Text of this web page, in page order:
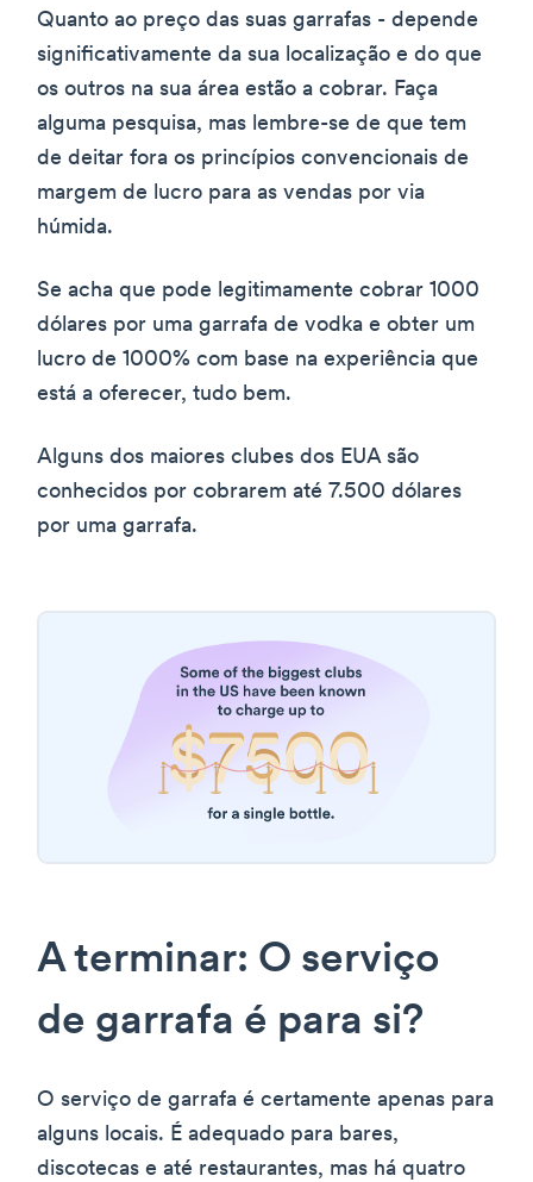
Quanto ao preço das suas garrafas - depende
significativamente da sua localização e do que
os outros na sua área estão a cobrar. Faça
alguma pesquisa, mas lembre-se de que tem
de deitar fora os princípios convencionais de
margem de lucro para as vendas por via
húmida.
Se acha que pode legitimamente cobrar 1000
dólares por uma garrafa de vodka e obter um
lucro de 1000% com base na experiência que
está a oferecer, tudo bem.
Alguns dos maiores clubes dos EUA são
conhecidos por cobrarem até 7.500 dólares
por uma garrafa.
A terminar: O serviço
de garrafa é para si?
O serviço de garrafa é certamente apenas para
alguns locais. É adequado para bares,
discotecas e até restaurantes, mas há quatro